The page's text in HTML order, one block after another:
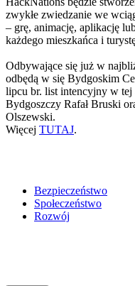
zwykłe zwiedzanie we
– grę, animację, aplikację
każdego mieszkańca i
Odbywające się już w
odbędą w się Bydgoskim
lipcu br. list intencyjny w tej
Bydgoszczy Rafał Bruski
Olszewski.
Więcej TUTAJ.
Bezpieczeństwo
Społeczeństwo
Rozwój